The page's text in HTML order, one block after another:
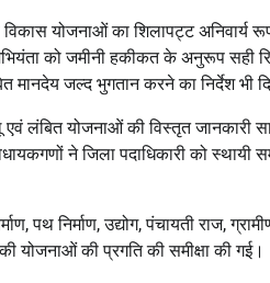
विकास योजनाओं का शिलापट्ट
को जमीनी हकीकत के अनुरूप सही
जल्द भुगतान करने का निर्देश भी
लंबित योजनाओं की विस्तृत जानकारी
ने जिला पदाधिकारी को स्थायी
पथ निर्माण, उद्योग, पंचायती राज,
योजनाओं की प्रगति की समीक्षा की गई।